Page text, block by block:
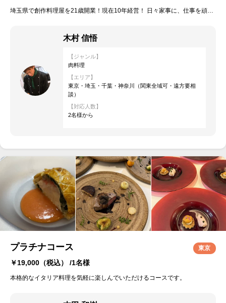
埼玉県で創作料理屋を21歳開業！現在10年経営！ 日々家事に、仕事を頑張る女性に喜んで頂けるように、五感で楽しめる料理を作ります！
木村 信悟
【ジャンル】
肉料理
【エリア】
東京・埼玉・千葉・神奈川（関東全域可・遠方要相
談）
【対応人数】
2名様から
プラチナコース
￥19,000 （税込） /1名様
東京
本格的なイタリア料理を気軽に楽しんでいただけるコースです。